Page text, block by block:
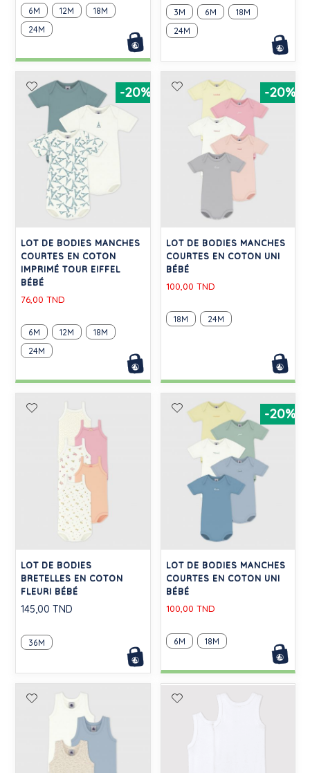
6M 12M
18M
24M
3M 6M
18M
24M
-20%
LOT DE BODIES MANCHES
COURTES EN COTON
IMPRIMÉ TOUR EIFFEL
BÉBÉ
76,00 TND
6M 12M
18M
24M
-20%
LOT DE BODIES MANCHES
COURTES EN COTON UNI
BÉBÉ
100,00 TND
18M 24M
LOT DE BODIES
BRETELLES EN COTON
FLEURI BÉBÉ
145,00 TND
36M
-20%
LOT DE BODIES MANCHES
COURTES EN COTON UNI
BÉBÉ
100,00 TND
6M 18M